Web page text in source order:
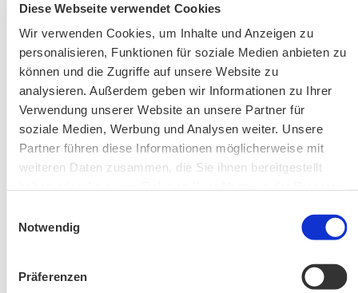
Diese Webseite verwendet Cookies
Wir verwenden Cookies, um Inhalte und Anzeigen zu
personalisieren, Funktionen für soziale Medien anbieten zu
können und die Zugriffe auf unsere Website zu
analysieren. Außerdem geben wir Informationen zu Ihrer
Verwendung unserer Website an unsere Partner für
soziale Medien, Werbung und Analysen weiter. Unsere
Partner führen diese Informationen möglicherweise mit
weiteren Daten zusammen, die Sie ihnen bereitgestellt
Notwendig
Präferenzen
Änderung! Aschauer Runde: Bankerlweg – Bärnsee –
Café Pauli / Das Bergpanorama rund um Aschau
Wanderung entfällt